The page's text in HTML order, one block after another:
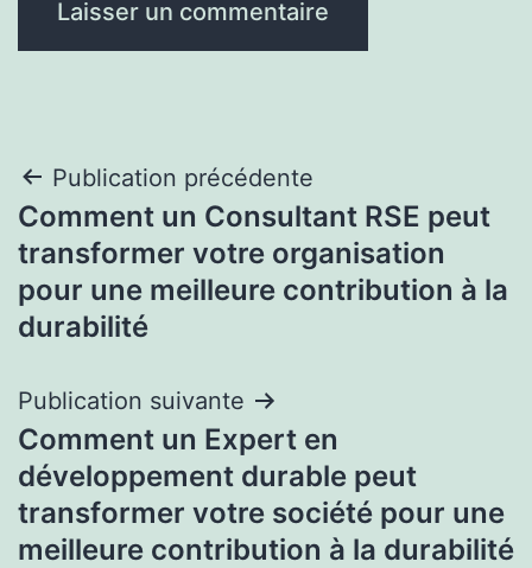
Navigation
de
l’article
Publication précédente
Comment un Consultant RSE peut
transformer votre organisation
pour une meilleure contribution à la
durabilité
Publication suivante
Comment un Expert en
développement durable peut
transformer votre société pour une
meilleure contribution à la durabilité